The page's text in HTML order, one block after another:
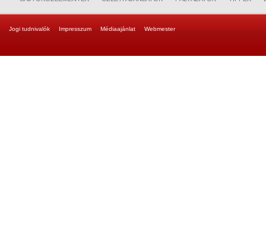
Jogi tudnivalók Impresszum Médiaajánlat Webmester